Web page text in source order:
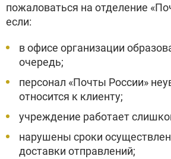
пожаловаться на отделение
если:
в офисе организации
очередь;
персонал «Почты России»
относится к клиенту;
учреждение работает
нарушены сроки
доставки отправлений;